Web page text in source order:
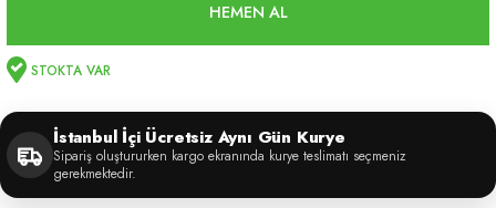
HEMEN AL
STOKTA VAR
İstanbul İçi Ücretsiz Aynı Gün Kurye
Sipariş oluştururken kargo ekranında kurye teslimatı seçmeniz
gerekmektedir.